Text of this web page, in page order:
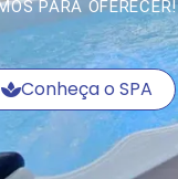
PARA OFERECER!
Conheça o SPA